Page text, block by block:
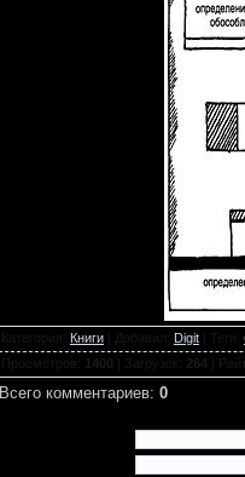
Категория: Книги Добавил : Digit :
Просмотров : 1400 Загрузок : 264
Всего комментариев: 0